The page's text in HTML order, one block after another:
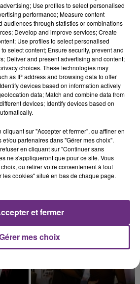
DE REIMS FERME
du centre-ville
JouéClub est contraint de
21h53
21h53
21h47
21h47
Use profiles to select personalised
performance; Measure content
audiences through statistics or combinations
Develop and improve services; Create
Use profiles to select personalised
select content; Ensure security, prevent and
Deliver and present advertising and content;
choices. These technologies may
as IP address and browsing data to offer
devices based on information actively
data; Match and combine data from
devices; Identify devices based on
sur "Accepter et fermer", ou affiner en
ou partenaires dans "Gérer mes choix".
en cliquant sur "Continuer sans
ne s'appliqueront que pour ce site. Vous
ou retirer votre consentement à tout
les cookies" situé en bas de chaque page.
mes choix
et fermer